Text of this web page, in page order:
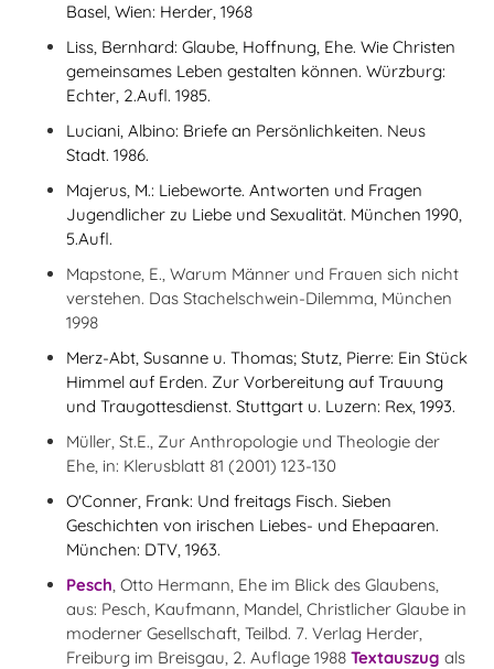
Basel, Wien: Herder, 1968
Liss, Bernhard: Glaube, Hoffnung, Ehe. Wie Christen
gemeinsames Leben gestalten können. Würzburg:
Echter, 2.Aufl. 1985.
Luciani, Albino: Briefe an Persönlichkeiten. Neus
Stadt. 1986.
Majerus, M.: Liebeworte. Antworten und Fragen
Jugendlicher zu Liebe und Sexualität. München 1990,
5.Aufl.
Mapstone, E., Warum Männer und Frauen sich nicht
verstehen. Das Stachelschwein-Dilemma, München
1998
Merz-Abt, Susanne u. Thomas; Stutz, Pierre: Ein Stück
Himmel auf Erden. Zur Vorbereitung auf Trauung
und Traugottesdienst. Stuttgart u. Luzern: Rex, 1993.
Müller, St.E., Zur Anthropologie und Theologie der
Ehe, in: Klerusblatt 81 (2001) 123-130
O'Conner, Frank: Und freitags Fisch. Sieben
Geschichten von irischen Liebes- und Ehepaaren.
München: DTV, 1963.
Pesch, Otto Hermann, Ehe im Blick des Glaubens,
aus: Pesch, Kaufmann, Mandel, Christlicher Glaube in
moderner Gesellschaft, Teilbd. 7. Verlag Herder,
Freiburg im Breisgau, 2. Auflage 1988 Textauszug als